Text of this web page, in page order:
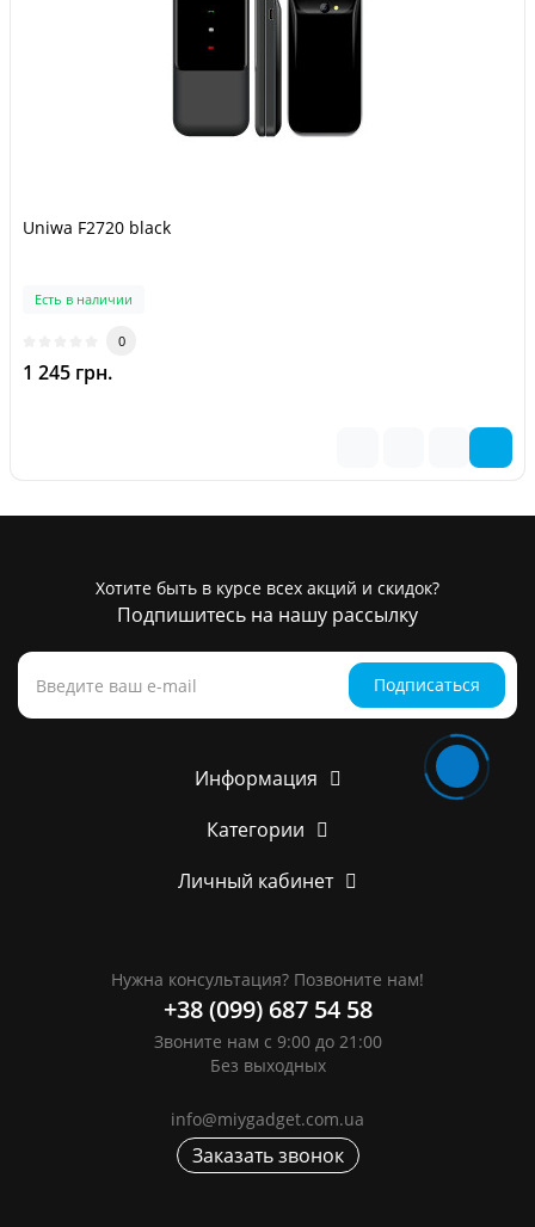
Uniwa F2720 black
Есть в наличии
0
1 245 грн.
Хотите быть в курсе всех акций и скидок?
Подпишитесь на нашу рассылку
Подписаться
Информация
Категории
Личный кабинет
Нужна консультация? Позвоните нам!
+38 (099) 687 54 58
Звоните нам с 9:00 до 21:00
Без выходных
info@miygadget.com.ua
Заказать звонок